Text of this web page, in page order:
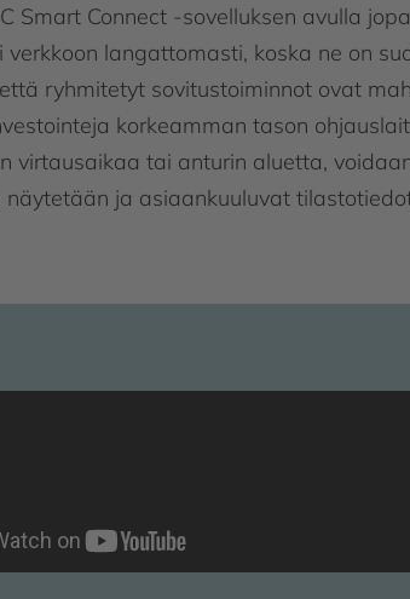
Smart Connect -sovelluksen avulla
verkkoon langattomasti, koska ne on
ryhmitetyt sovitustoiminnot ovat
korkeamman tason
virtausaikaa tai anturin aluetta,
näytetään ja asiaankuuluvat